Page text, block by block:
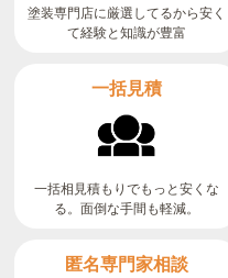
塗装専門店に厳選してるから安く
て経験と知識が豊富
一括見積
一括相見積もりでもっと安くな
る。面倒な手間も軽減。
匿名専門家相談